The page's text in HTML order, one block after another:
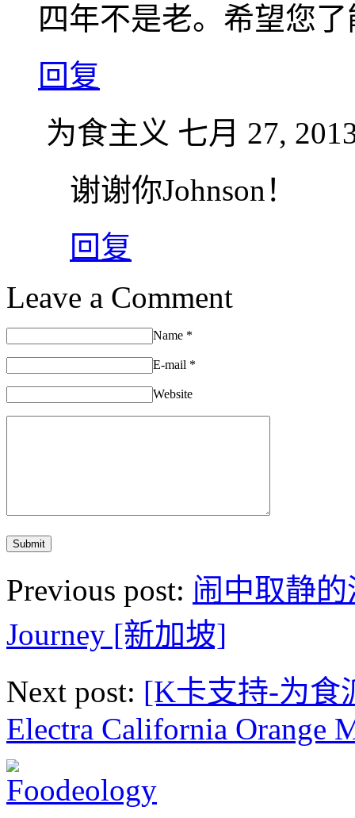
四年不是老。希望您
回复
为食主义 七月 27,
谢谢你Johnson！
回复
Leave a Comment
Name *
E-mail *
Website
Previous post: 闹中取静
Journey [新加坡]
Next post: [K卡支持-为食
Electra California Orange